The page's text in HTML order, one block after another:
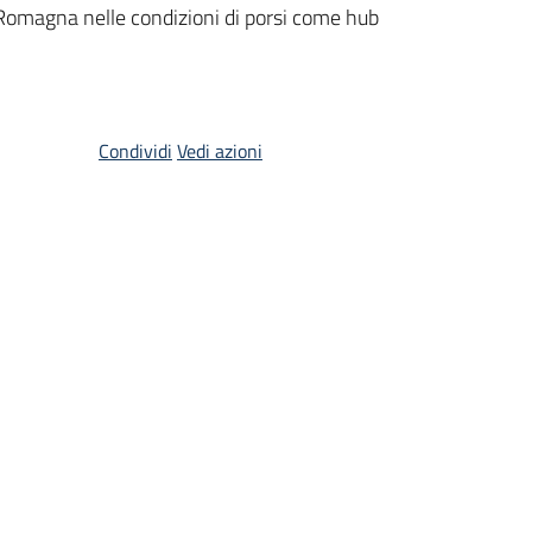
nelle condizioni di porsi come hub
Condividi Vedi azioni